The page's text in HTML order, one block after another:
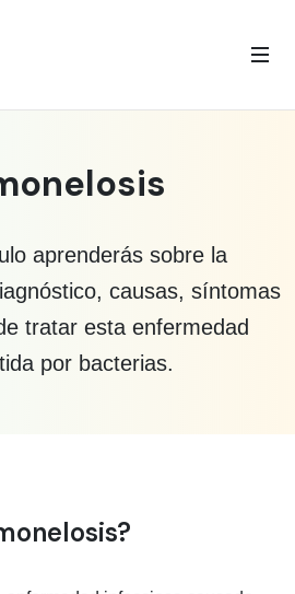
aprenderás sobre la
causas, síntomas
tratar esta enfermedad
por bacterias.
sobre